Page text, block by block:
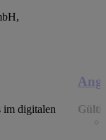
im digitalen